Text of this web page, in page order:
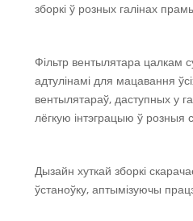
зборкі ў розных галінах
Фільтр вентылятара цалкам
адтулінамі для мацавання
вентылятараў, даступных у
лёгкую інтэграцыю ў розныя
Дызайн хуткай зборкі
ўстаноўку, аптымізуючы